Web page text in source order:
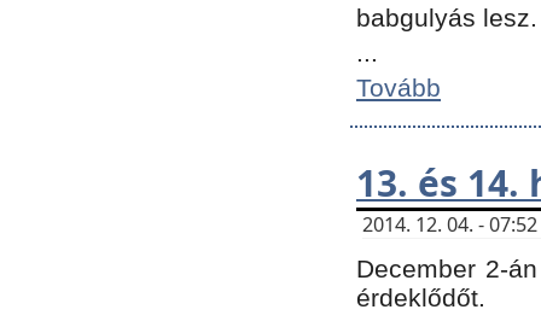
babgulyás
...
Tovább
13. és
2014. 12. 04. -
December 2-
érdeklődőt.